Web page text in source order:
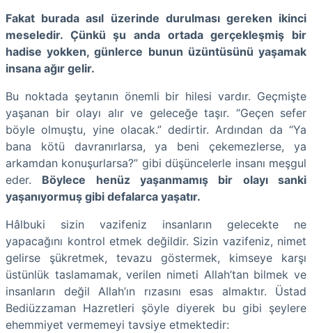
Fakat burada asıl üzerinde durulması gereken ikinci
meseledir. Çünkü şu anda ortada gerçekleşmiş bir
hadise yokken, günlerce bunun üzüntüsünü yaşamak
insana ağır gelir.
Bu noktada şeytanın önemli bir hilesi vardır. Geçmişte
yaşanan bir olayı alır ve geleceğe taşır. “Geçen sefer
böyle olmuştu, yine olacak.” dedirtir. Ardından da “Ya
bana kötü davranırlarsa, ya beni çekemezlerse, ya
arkamdan konuşurlarsa?” gibi düşüncelerle insanı meşgul
eder. Böylece henüz yaşanmamış bir olayı sanki
yaşanıyormuş gibi defalarca yaşatır.
Hâlbuki sizin vazifeniz insanların gelecekte ne
yapacağını kontrol etmek değildir. Sizin vazifeniz, nimet
gelirse şükretmek, tevazu göstermek, kimseye karşı
üstünlük taslamamak, verilen nimeti Allah’tan bilmek ve
insanların değil Allah’ın rızasını esas almaktır. Üstad
Bediüzzaman Hazretleri şöyle diyerek bu gibi şeylere
ehemmiyet vermemeyi tavsiye etmektedir: